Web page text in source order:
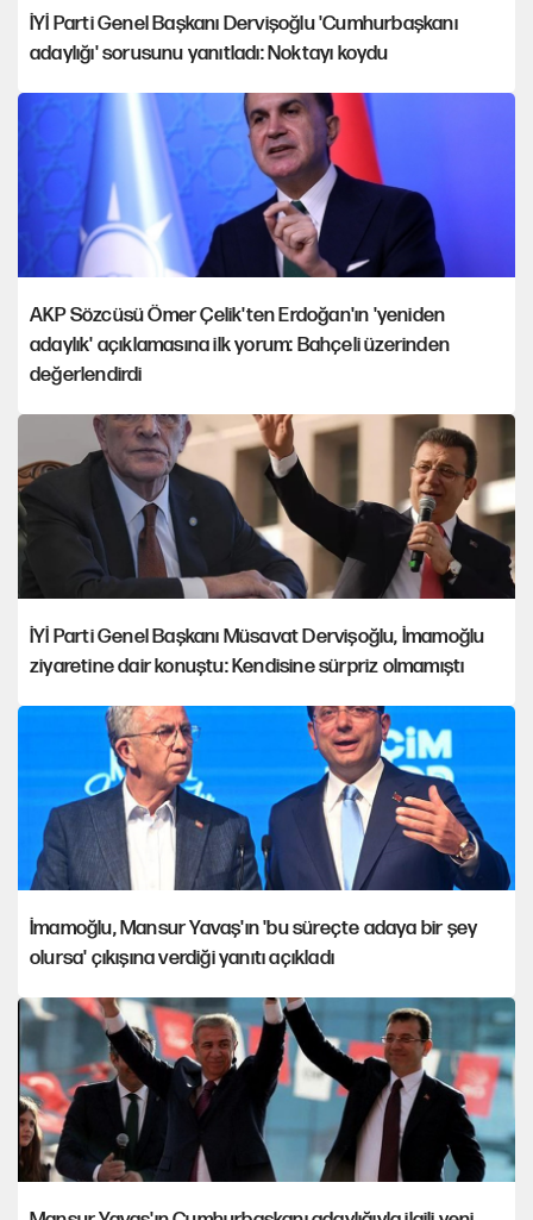
İYİ Parti Genel Başkanı Dervişoğlu 'Cumhurbaşkanı
adaylığı' sorusunu yanıtladı: Noktayı koydu
AKP Sözcüsü Ömer Çelik'ten Erdoğan'ın 'yeniden
adaylık' açıklamasına ilk yorum: Bahçeli üzerinden
değerlendirdi
İYİ Parti Genel Başkanı Müsavat Dervişoğlu, İmamoğlu
ziyaretine dair konuştu: Kendisine sürpriz olmamıştı
İmamoğlu, Mansur Yavaş'ın 'bu süreçte adaya bir şey
olursa' çıkışına verdiği yanıtı açıkladı